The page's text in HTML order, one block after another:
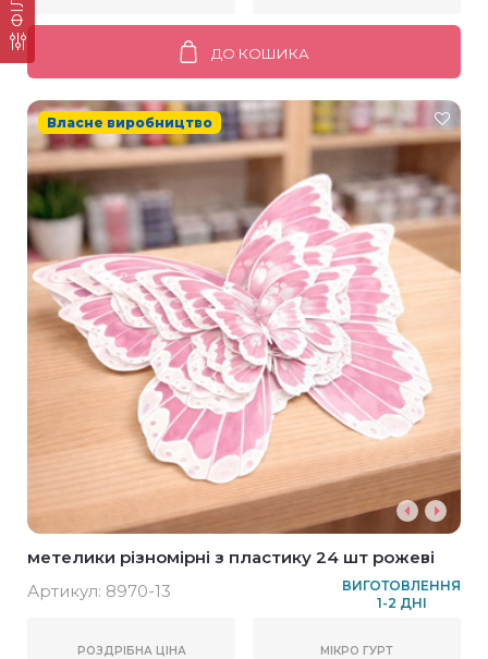
ДО КОШИКА
Власне виробництво
метелики різномірні з пластику 24 шт рожеві
Артикул: 8970-13
ВИГОТОВЛЕННЯ
1-2 ДНІ
РОЗДРІБНА ЦІНА МІКРО ГУРТ